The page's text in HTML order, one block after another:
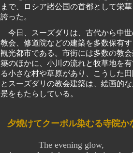
まで、ロシア諸公国の首都として栄
誇った。
今日、スーズダリは、古代から中
教会、修道院などの建築を多数保有
観光都市である。市街には多数の教
築のほかに、小川の流れと牧草地を
る小さな村や草原があり、こうした
とスーズダリの教会建築は、絵画的
景をもたらしている。
夕焼けてクーポル染むる寺院か
The evening glow,